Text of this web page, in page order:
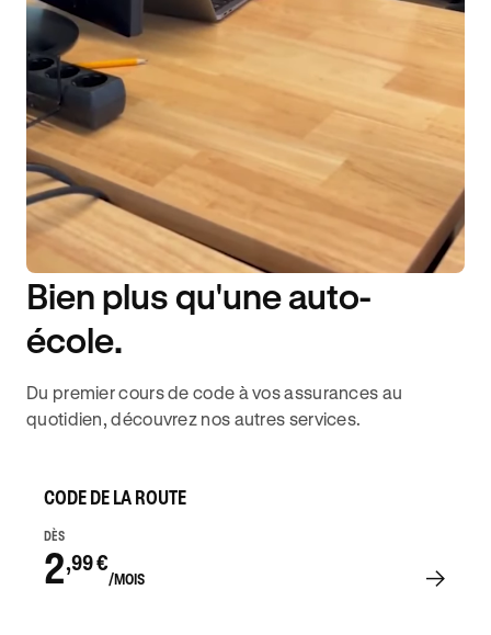
DISPONIBILITÉ 6J/7
Bien plus qu'une auto-
école.
Du premier cours de code à vos assurances au
quotidien, découvrez nos autres services.
CODE DE LA ROUTE
DÈS
2,99 €
/MOIS